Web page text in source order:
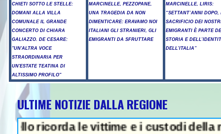
CHIETI SOTTO LE STELLE:
DOMANI ALLA VILLA
COMUNALE IL GRANDE
CONCERTO DI CHIARA
GALIAZZO. DE CESARE:
"UN'ALTRA VOCE
STRAORDINARIA PER
UN'ESTATE TEATINA DI
ALTISSIMO PROFILO"
MARCINELLE, PEZZOPANE,
UNA TRAGEDIA DA NON
DIMENTICARE: ERAVAMO NOI
ITALIANI GLI STRANIERI, GLI
EMIGRANTI DA SFRUTTARE
MARCINELLE, LIRIS:
“SETTANT’ANNI DOPO,
SACRIFICIO DEI
EMIGRANTI È PARTE
STORIA E
DELL’ITALIA”
ULTIME NOTIZIE DALLA REGIONE
le vittime e i custodi della
- Proteste e tensioni, la